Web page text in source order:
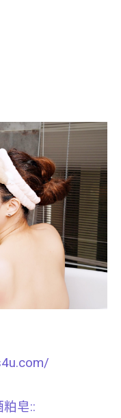
皂::